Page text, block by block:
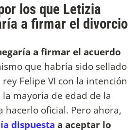
los que Letizia
a firmar el divorcio
a firmar el acuerdo
que habría sido sellado
Felipe VI con la intención
mayoría de edad de la
hacerlo oficial. Pero ahora,
dispuesta a aceptar lo